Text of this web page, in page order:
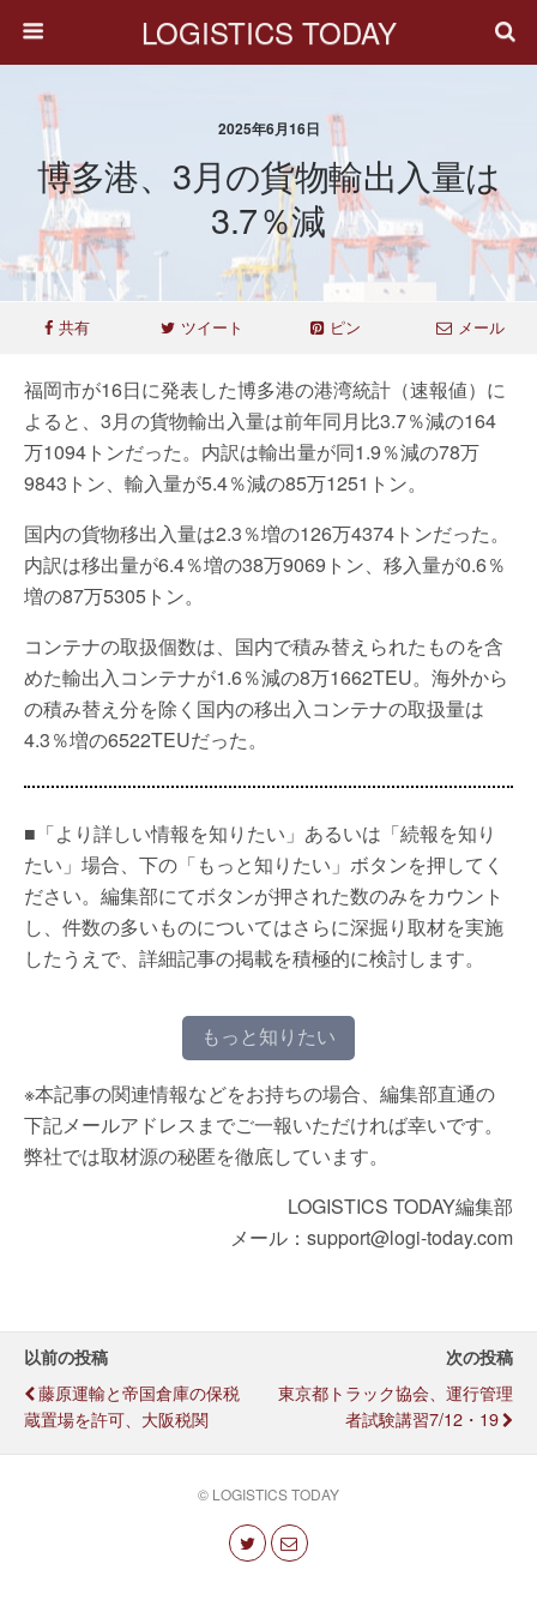
LOGISTICS TODAY
2025年6月16日
博多港、3月の貨物輸出入量は
3.7％減
共有 ツイート ピン メール
福岡市が16日に発表した博多港の港湾統計（速報値）に
よると、3月の貨物輸出入量は前年同月比3.7％減の164
万1094トンだった。内訳は輸出量が同1.9％減の78万
9843トン、輸入量が5.4％減の85万1251トン。
国内の貨物移出入量は2.3％増の126万4374トンだった。
内訳は移出量が6.4％増の38万9069トン、移入量が0.6％
増の87万5305トン。
コンテナの取扱個数は、国内で積み替えられたものを含
めた輸出入コンテナが1.6％減の8万1662TEU。海外から
の積み替え分を除く国内の移出入コンテナの取扱量は
4.3％増の6522TEUだった。
■「より詳しい情報を知りたい」あるいは「続報を知り
たい」場合、下の「もっと知りたい」ボタンを押してく
ださい。編集部にてボタンが押された数のみをカウント
し、件数の多いものについてはさらに深掘り取材を実施
したうえで、詳細記事の掲載を積極的に検討します。
もっと知りたい
※本記事の関連情報などをお持ちの場合、編集部直通の
下記メールアドレスまでご一報いただければ幸いです。
弊社では取材源の秘匿を徹底しています。
LOGISTICS TODAY編集部
メール：support@logi-today.com
以前の投稿
藤原運輸と帝国倉庫の保税
蔵置場を許可、大阪税関
次の投稿
東京都トラック協会、運行管理
者試験講習7/12・19
© LOGISTICS TODAY